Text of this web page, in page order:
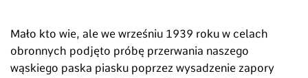
Mało kto wie, ale we wrześniu 1939 roku w celach
obronnych podjęto próbę przerwania naszego
wąskiego paska piasku poprzez wysadzenie zapory